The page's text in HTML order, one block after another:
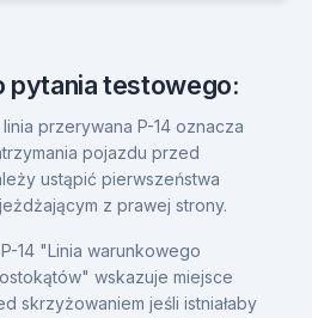
pytania testowego:
przerywana P-14 oznacza
pojazdu przed
ustąpić pierwszeństwa
z prawej strony.
14 "Linia warunkowego
wskazuje miejsce
skrzyżowaniem jeśli istniałaby